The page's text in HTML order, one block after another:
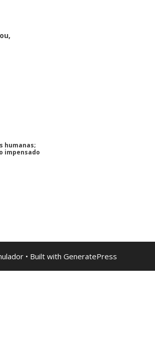
humanas;
impensado
• Built with GeneratePress